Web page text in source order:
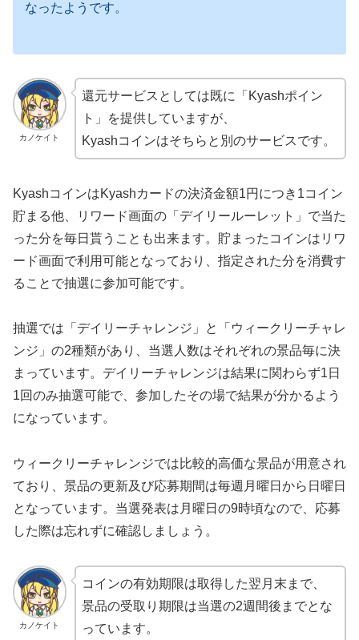
なったようです。
カノケイト
還元サービスとしては既に「Kyashポイン
ト」を提供していますが、
Kyashコインはそちらと別のサービスです。
KyashコインはKyashカードの決済金額1円につき1コイン
貯まる他、リワード画面の「デイリールーレット」で当た
った分を毎日貰うことも出来ます。貯まったコインはリワ
ード画面で利用可能となっており、指定された分を消費す
ることで抽選に参加可能です。
抽選では「デイリーチャレンジ」と「ウィークリーチャレ
ンジ」の2種類があり、当選人数はそれぞれの景品毎に決
まっています。デイリーチャレンジは結果に関わらず1日
1回のみ抽選可能で、参加したその場で結果が分かるよう
になっています。
ウィークリーチャレンジでは比較的高価な景品が用意され
ており、景品の更新及び応募期間は毎週月曜日から日曜日
となっています。当選発表は月曜日の9時頃なので、応募
した際は忘れずに確認しましょう。
カノケイト
コインの有効期限は取得した翌月末まで、
景品の受取り期限は当選の2週間後までとな
っています。